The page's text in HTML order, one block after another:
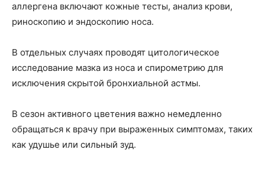
аллергена включают кожные тесты, анализ крови,
риноскопию и эндоскопию носа.
В отдельных случаях проводят цитологическое
исследование мазка из носа и спирометрию для
исключения скрытой бронхиальной астмы.
В сезон активного цветения важно немедленно
обращаться к врачу при выраженных симптомах, таких
как удушье или сильный зуд.